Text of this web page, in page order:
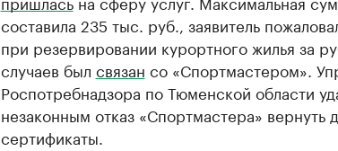
составила 235 тыс. руб., заявитель
при резервировании курортного жилья за
случаев был связан со «Спортмастером».
Роспотребнадзора по Тюменской области
незаконным отказ «Спортмастера» вернуть
сертификаты.